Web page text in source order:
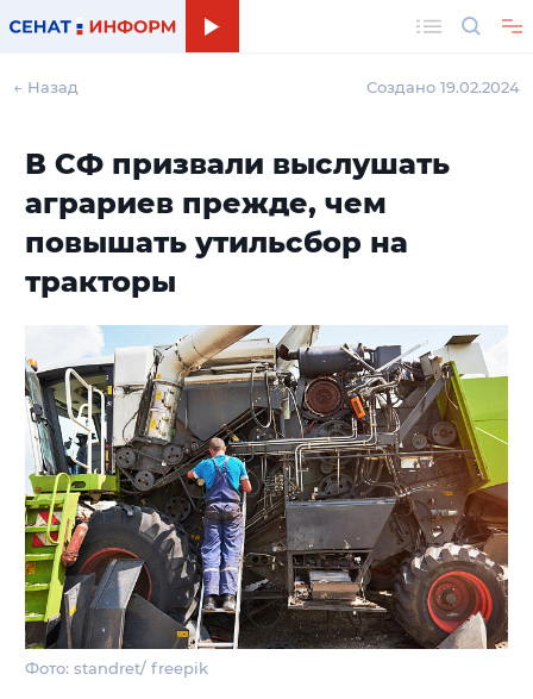
← Назад Создано 19.02.2024
В СФ призвали выслушать
аграриев прежде, чем
повышать утильсбор на
тракторы
Фото: standret/ freepik